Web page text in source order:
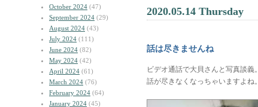
October 2024 (47)
September 2024 (29)
August 2024 (43)
July 2024 (111)
June 2024 (82)
May 2024 (42)
April 2024 (61)
March 2024 (76)
February 2024 (64)
January 2024 (45)
2020.05.14 Thursday
話は尽きませんね
ビデオ通話で大貝さんと写真談義。
話が尽きなくなっちゃいますよね。